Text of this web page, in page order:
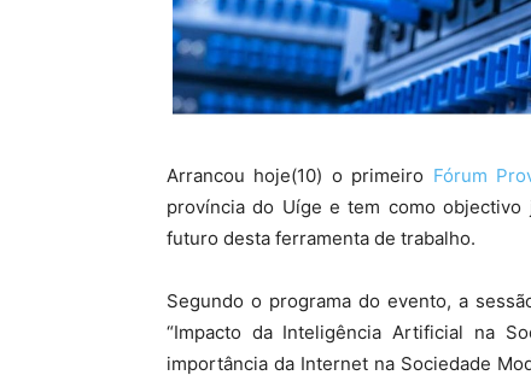
Arrancou hoje(10) o primeiro Fórum
província do Uíge e tem como
futuro desta ferramenta de trabalho.
Segundo o programa do evento, a
“Impacto da Inteligência Artificial na
importância da Internet na Sociedade